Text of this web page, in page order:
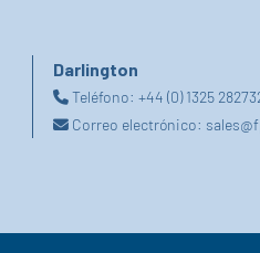
Darlington
Teléfono:+44 (0) 1325
Correo electrónico: